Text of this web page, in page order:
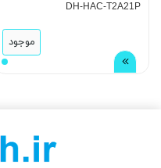
DH-HAC-T2A21P
موجود